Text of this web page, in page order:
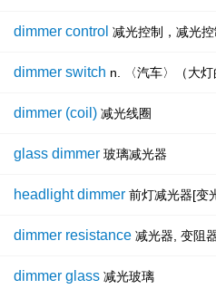
dimmer control 减光控制，减光
dimmer switch n. 〈汽车〉（大
dimmer (coil) 减光线圈
glass dimmer 玻璃减光器
headlight dimmer 前灯减光器[变
dimmer resistance 减光器, 变阻
dimmer glass 减光玻璃